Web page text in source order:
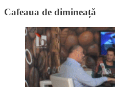
Cafeaua de dimineață